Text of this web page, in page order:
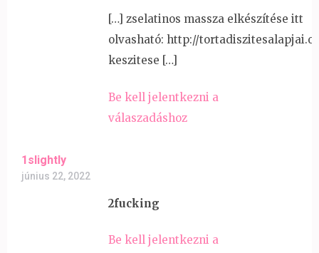
[…] zselatinos massza elkészítése itt
olvasható: http://
keszitese […]
Be kell jelentkezni a
válaszadáshoz
1slightly
június 22, 2022
2fucking
Be kell jelentkezni a